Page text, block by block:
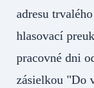
adresu
hlasovací
pracovné dni
zásielkou "Do